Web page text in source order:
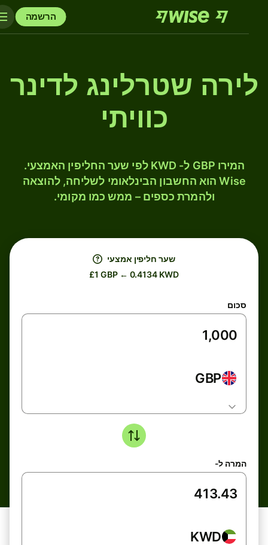
הרשמה
לירה שטרלינג לדינר
כוויתי
המירו GBP ל- KWD לפי שער החליפין האמצעי.
Wise הוא החשבון הבינלאומי לשליחה, להוצאה
ולהמרת כספים – ממש כמו מקומי.
שער חליפין אמצעי
£1 GBP ← 0.4134 KWD
סכום
GBP
המרה ל-
KWD